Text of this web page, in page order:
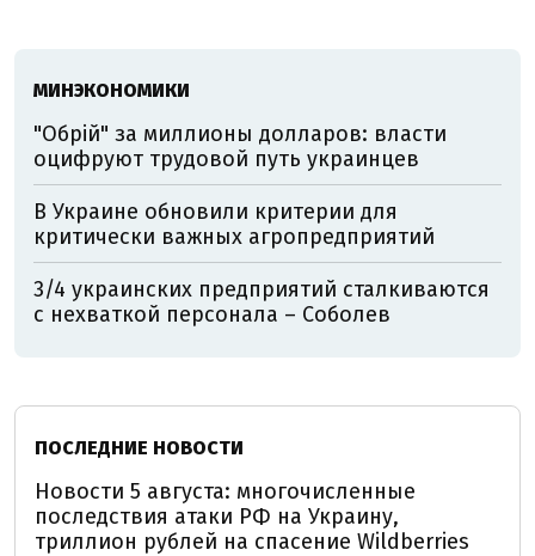
МИНЭКОНОМИКИ
"Обрій" за миллионы долларов: власти
оцифруют трудовой путь украинцев
В Украине обновили критерии для
критически важных агропредприятий
3/4 украинских предприятий сталкиваются
с нехваткой персонала – Соболев
ПОСЛЕДНИЕ НОВОСТИ
Новости 5 августа: многочисленные
последствия атаки РФ на Украину,
триллион рублей на спасение Wildberries